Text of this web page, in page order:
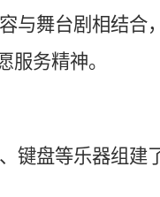
与舞台剧相结合
服务精神。
键盘等乐器组建